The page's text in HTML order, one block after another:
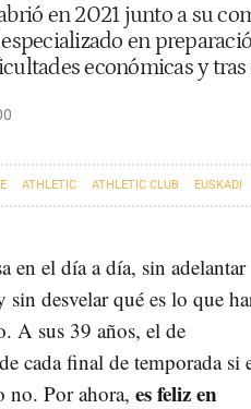
en 2021 junto a su
en
económicas y
ATHLETIC ATHLETIC CLUB EUSKADI
en el día a día, sin adelantar
sin desvelar qué es lo que
A sus 39 años, el de
cada final de temporada si
no. Por ahora, es feliz en